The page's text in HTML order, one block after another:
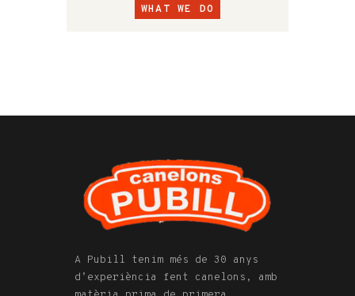
WHAT WE DO
A Pubill tenim més de 30 anys
d’experiència fent canelons, amb